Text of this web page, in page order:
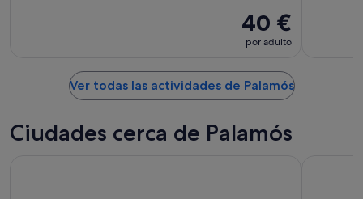
40 €
por adulto
Ver todas las actividades de Palamós
Ciudades cerca de Palamós